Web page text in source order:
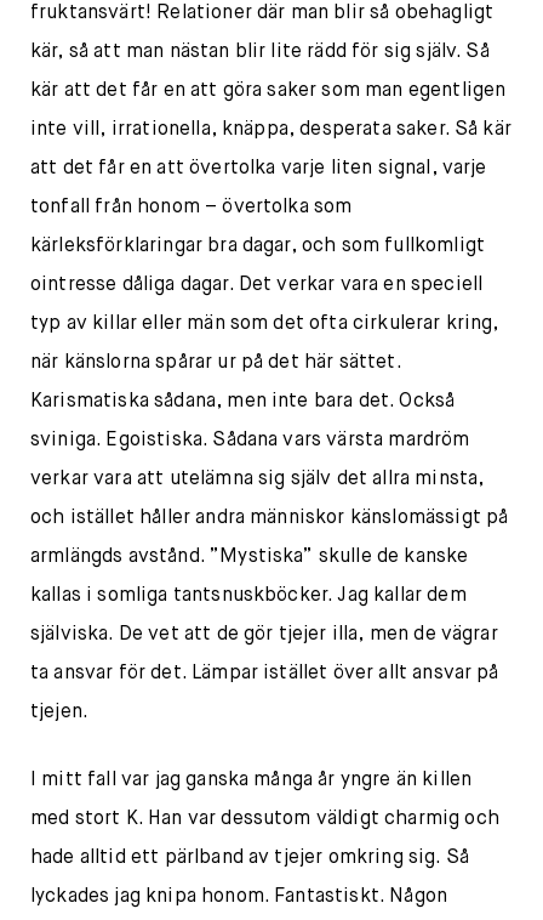
fruktansvärt! Relationer där man blir så obehagligt
kär, så att man nästan blir lite rädd för sig själv. Så
kär att det får en att göra saker som man egentligen
inte vill, irrationella, knäppa, desperata saker. Så kär
att det får en att övertolka varje liten signal, varje
tonfall från honom – övertolka som
kärleksförklaringar bra dagar, och som fullkomligt
ointresse dåliga dagar. Det verkar vara en speciell
typ av killar eller män som det ofta cirkulerar kring,
när känslorna spårar ur på det här sättet.
Karismatiska sådana, men inte bara det. Också
sviniga. Egoistiska. Sådana vars värsta mardröm
verkar vara att utelämna sig själv det allra minsta,
och istället håller andra människor känslomässigt på
armlängds avstånd. ”Mystiska” skulle de kanske
kallas i somliga tantsnuskböcker. Jag kallar dem
själviska. De vet att de gör tjejer illa, men de vägrar
ta ansvar för det. Lämpar istället över allt ansvar på
tjejen.
I mitt fall var jag ganska många år yngre än killen
med stort K. Han var dessutom väldigt charmig och
hade alltid ett pärlband av tjejer omkring sig. Så
lyckades jag knipa honom. Fantastiskt. Någon